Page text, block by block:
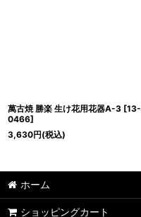
萬古焼 勝楽 生け花用花器A-3 [13-
0466]
3,630円(税込)
ホーム
ショッピングカート